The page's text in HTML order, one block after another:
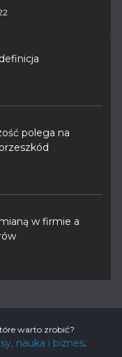
polega na
w firmie a
warto zrobić?
nauka i biznes.